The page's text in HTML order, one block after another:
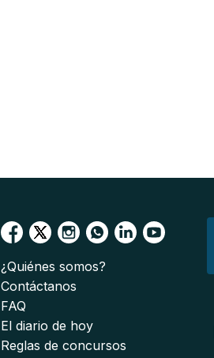
¿Quiénes somos?
Contáctanos
FAQ
El diario de hoy
Reglas de concursos